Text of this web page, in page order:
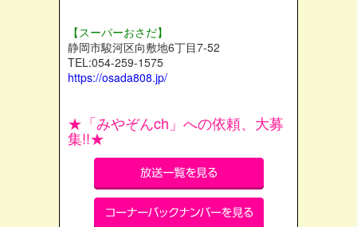
【スーパーおさだ】
静岡市駿河区向敷地6丁目7-52
TEL:054-259-1575
https://osada808.jp/
★「みやぞんch」への依頼、大募
集!!★